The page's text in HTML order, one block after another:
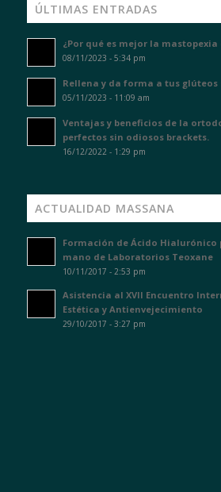
ÚLTIMAS ENTRADAS
¿Por qué es mejor la mastopexia
08/11/2023 - 5:34 pm
Rellena y da forma a tus
05/11/2023 - 11:09 am
Ventajas y beneficios de la
perfectos sin odiosos brackets.
16/12/2022 - 1:29 pm
ACTUALIDAD MASSANA
Formación de Ácido Hialurónico
mano de Laboratorios Teoxane
10/11/2017 - 2:53 pm
Asistencia al XVII Encuentro
Estética y Antienvejecimiento
29/10/2017 - 3:27 pm